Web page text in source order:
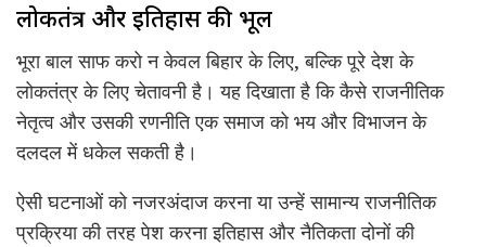
लोकतंत्र और इतिहास की भूल
भूरा बाल साफ करो न केवल बिहार के लिए, बल्कि पूरे देश के
लोकतंत्र के लिए चेतावनी है। यह दिखाता है कि कैसे राजनीतिक
नेतृत्व और उसकी रणनीति एक समाज को भय और विभाजन के
दलदल में धकेल सकती है।
ऐसी घटनाओं को नजरअंदाज करना या उन्हें सामान्य राजनीतिक
प्रक्रिया की तरह पेश करना इतिहास और नैतिकता दोनों की